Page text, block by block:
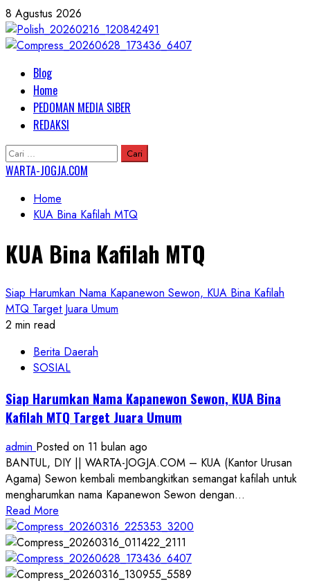
Skip
to
content
8 Agustus 2026
Primary
Menu
Blog
Home
PEDOMAN MEDIA SIBER
REDAKSI
Cari
untuk:
WARTA-JOGJA.COM
Home
KUA Bina Kafilah MTQ
KUA Bina Kafilah MTQ
Siap Harumkan Nama Kapanewon Sewon, KUA Bina Kafilah
MTQ Target Juara Umum
2 min read
Berita Daerah
SOSIAL
Siap Harumkan Nama Kapanewon Sewon, KUA Bina
Kafilah MTQ Target Juara Umum
admin Posted on 11 bulan ago
BANTUL, DIY || WARTA-JOGJA.COM – KUA (Kantor Urusan
Agama) Sewon kembali membangkitkan semangat kafilah untuk
mengharumkan nama Kapanewon Sewon dengan...
Read More
more
about
Siap
Harumkan